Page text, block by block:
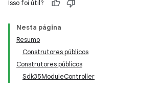
Isso foi útil?
Nesta página
Resumo
Construtores públicos
Construtores públicos
Sdk35ModuleController